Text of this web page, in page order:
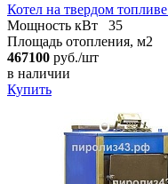
Котел на твердом
Мощность кВт
35
Площадь отопления, м2
467100 руб./шт
в наличии
Купить